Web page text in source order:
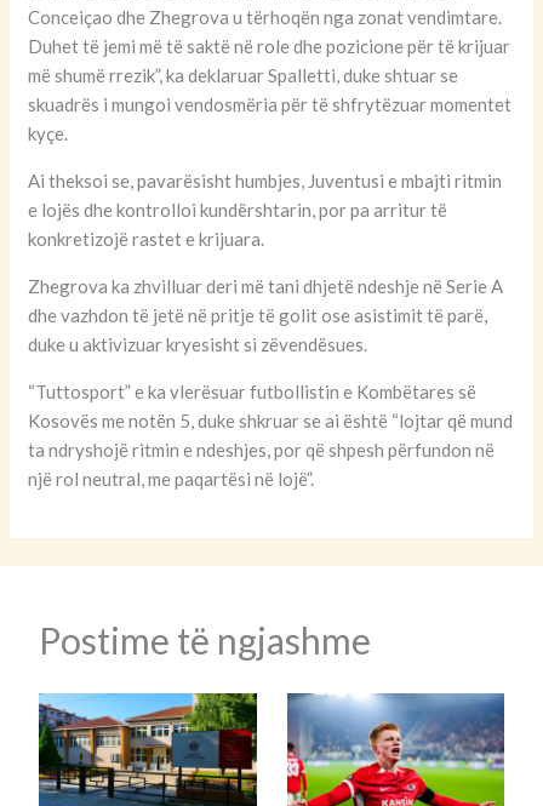
Conceiçao dhe Zhegrova u tërhoqën nga zonat vendimtare.
Duhet të jemi më të saktë në role dhe pozicione për të krijuar
më shumë rrezik”, ka deklaruar Spalletti, duke shtuar se
skuadrës i mungoi vendosmëria për të shfrytëzuar momentet
kyçe.
Ai theksoi se, pavarësisht humbjes, Juventusi e mbajti ritmin
e lojës dhe kontrolloi kundërshtarin, por pa arritur të
konkretizojë rastet e krijuara.
Zhegrova ka zhvilluar deri më tani dhjetë ndeshje në Serie A
dhe vazhdon të jetë në pritje të golit ose asistimit të parë,
duke u aktivizuar kryesisht si zëvendësues.
“Tuttosport” e ka vlerësuar futbollistin e Kombëtares së
Kosovës me notën 5, duke shkruar se ai është “lojtar që mund
ta ndryshojë ritmin e ndeshjes, por që shpesh përfundon në
një rol neutral, me paqartësi në lojë”.
Postime të ngjashme